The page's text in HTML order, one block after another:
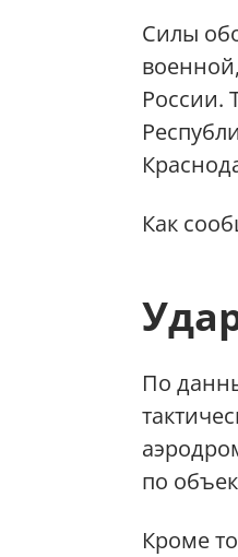
Силы
России.
Как
По
по
Кроме